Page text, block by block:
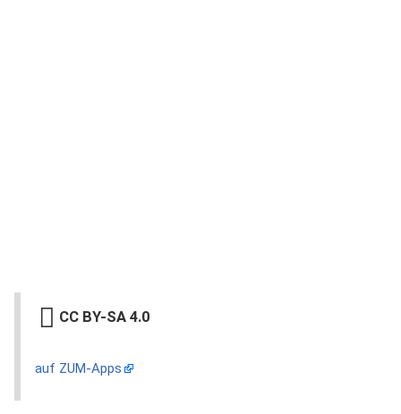
CC BY-SA 4.0
auf ZUM-Apps